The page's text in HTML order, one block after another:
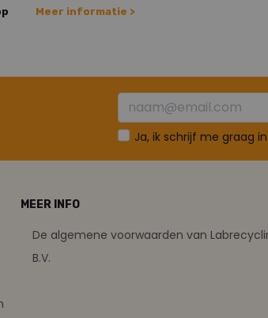
Meer informatie >
Ja, ik schrijf me graag
MEER INFO
De algemene voorwaarden van
B.V.